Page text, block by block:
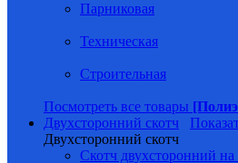
Парниковая
Техническая
Строительная
Посмотреть все товары
Двухсторонний скотч
Двухсторонний скотч
Скотч двухсторонний